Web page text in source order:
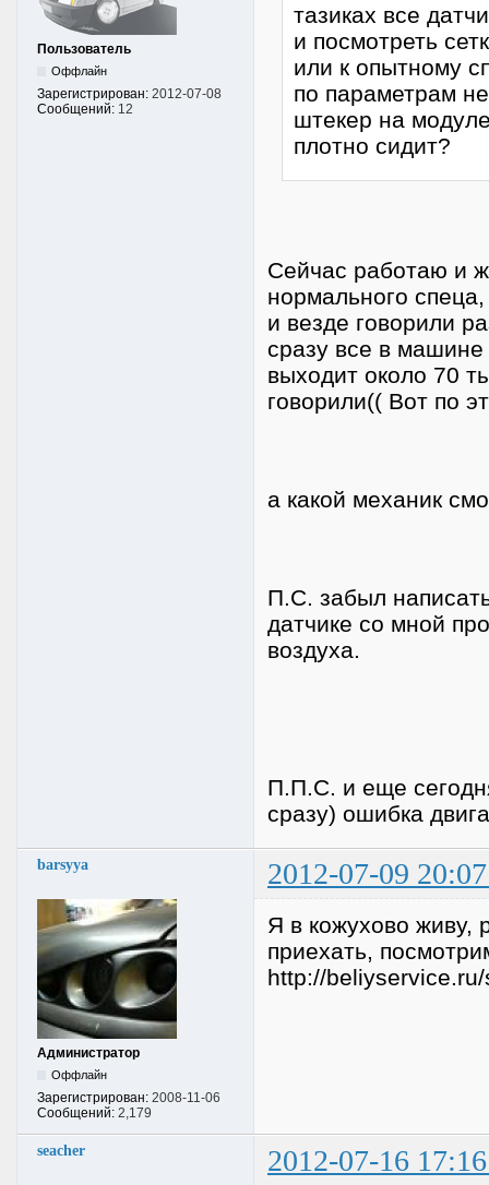
Пользователь
Оффлайн
Зарегистрирован: 2012-07-08
Сообщений: 12
тазиках все
и посмотреть
или к опытному
по параметрам
штекер на
плотно сидит?
Сейчас работаю и
нормального
и везде говорили
сразу все в машине
выходит около 70
говорили(( Вот по
а какой механик
П.С. забыл
датчике со мной
воздуха.
П.П.С. и еще
сразу) ошибка
barsyya 2012-07-09
Администратор
Оффлайн
Зарегистрирован: 2008-11-06
Сообщений: 2,179
Я в кожухово живу,
приехать,
http://
seacher 2012-07-16